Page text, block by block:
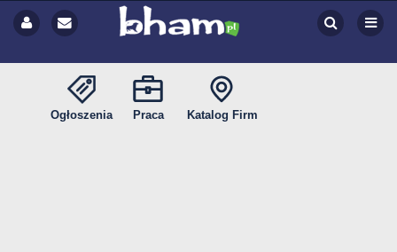
Ogłoszenia Praca Katalog Firm